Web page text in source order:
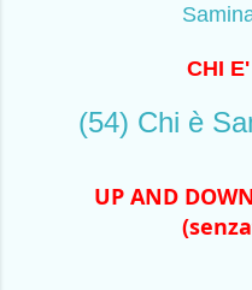
CHI
(54) Chi è
UP AND